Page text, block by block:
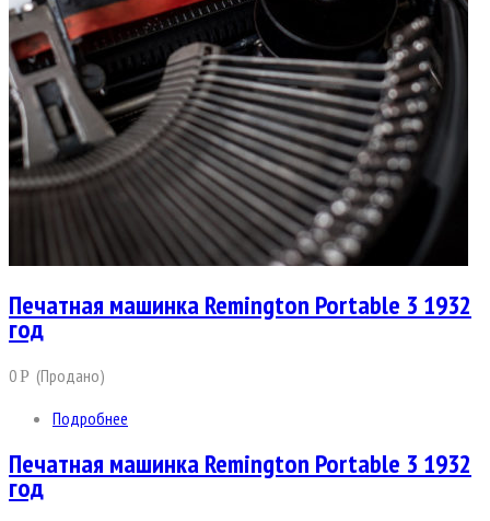
Печатная машинка Remington Portable 3 1932
год
0Р (Продано)
Подробнее
Печатная машинка Remington Portable 3 1932
год